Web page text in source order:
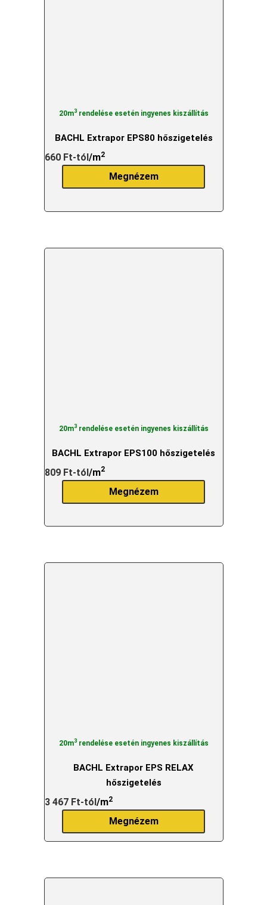
20m3rendelése esetén ingyenes kiszállítás
BACHL Extrapor EPS80 hőszigetelés
660 Ft-tól/m2
Megnézem
20m3rendelése esetén ingyenes kiszállítás
BACHL Extrapor EPS100 hőszigetelés
809 Ft-tól/m2
Megnézem
20m3rendelése esetén ingyenes kiszállítás
BACHL Extrapor EPS RELAX
hőszigetelés
3 467 Ft-tól/m2
Megnézem